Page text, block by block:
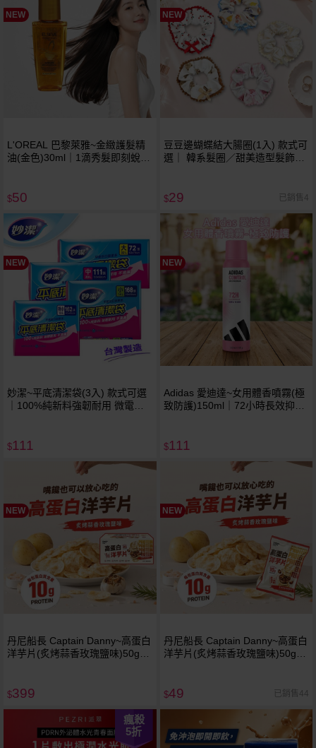
NEW
L'OREAL 巴黎萊雅~金緻護髮精
油(金色)30ml｜1滴秀髮即刻蛻變
$50
NEW
豆豆邊蝴蝶結大腸圈(1入) 款式可
選｜ 韓系髮圈／甜美造型髮飾／
$29 已銷售4
NEW
妙潔~平底清潔袋(3入) 款式可選
｜100%純新料強韌耐用 微電腦
$111
NEW
Adidas 愛迪達~女用體香噴霧(極
致防護)150ml｜72小時長效抑味
$111
NEW
丹尼船長 Captain Danny~高蛋白
洋芋片(炙烤蒜香玫瑰鹽味)50gx8
場熱銷
$399
NEW
丹尼船長 Captain Danny~高蛋白
洋芋片(炙烤蒜香玫瑰鹽味)50g｜
銷
$49 已銷售44
瘋殺
5折